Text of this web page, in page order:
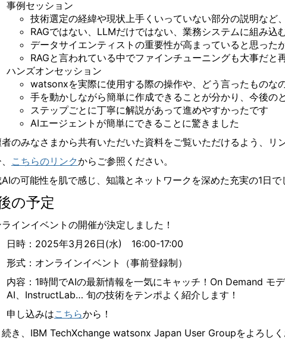
事例セッション
技術選定の経緯や現状上手くいっていない部分の説明など
RAGではない、LLMだけではない、業務システムに組み込
データサイエンティストの重要性が高まっていると思っ
RAGと言われている中でファインチューニングも大事だと
ハンズオンセッション
watsonxを実際に使用する際の操作や、どう言ったものな
手を動かしながら簡単に作成できることが分かり、今後の
ステップごとに丁寧に解説があって進めやすかったです
AIエージェントが簡単にできることに驚きました
のみなさまから共有いただいた資料をご覧いただけるよう、リ
こちらのリンクからご参照ください。
の可能性を肌で感じ、知識とネットワークを深めた充実の1日で
の予定
インイベントの開催が決定しました！
日時：2025年3月26日(水) 16:00-17:00
形式：オンラインイベント（事前登録制）
内容：1時間でAIの最新情報を一気にキャッチ！On Demand
AI、InstructLab… 旬の技術をテンポよく紹介します！
申し込みはこちらから！
き、IBM TechXchange watsonx Japan User Groupをよろしく